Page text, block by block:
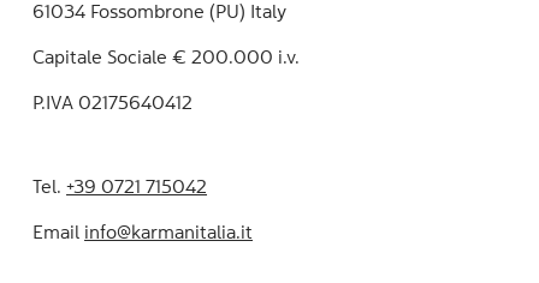
61034 Fossombrone (PU) Italy
Capitale Sociale € 200.000 i.v.
P.IVA 02175640412
Tel.+39 0721 715042
Email info@karmanitalia.it